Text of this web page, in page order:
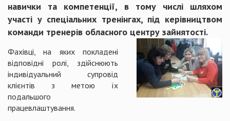
навички та компетенції, в тому числі шляхом
участі у спеціальних тренінгах, під керівництвом
команди тренерів обласного центру зайнятості.
Фахівці, на яких покладені
відповідні ролі, здійснюють
індивідуальний супровід
клієнтів з метою їх
подальшого
працевлаштування.